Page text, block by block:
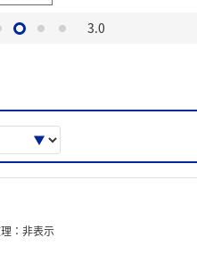
3.0
：非表示